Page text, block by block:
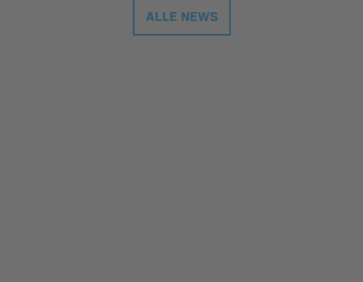
ALLE NEWS